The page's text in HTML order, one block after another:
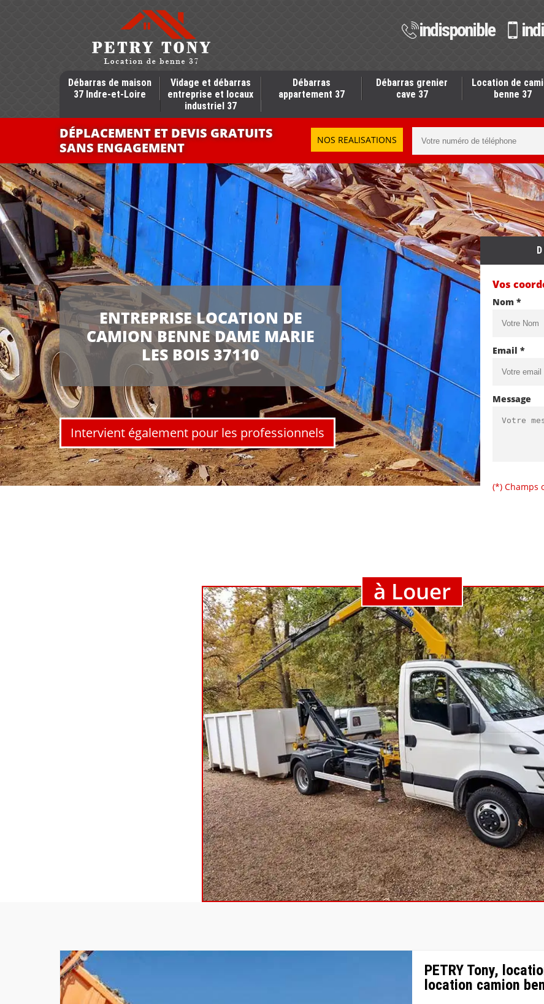
indisponible
Débarras de maison
37 Indre-et-Loire
Vidage et débarras
entreprise et locaux
industriel 37
Débarras
appartement 37
Débarras grenier
cave 37
Location de
benne 37
DÉPLACEMENT ET DEVIS GRATUITS
SANS ENGAGEMENT
NOS REALISATIONS
ENTREPRISE LOCATION DE
CAMION BENNE DAME MARIE
LES BOIS 37110
Intervient également pour les professionnels
Vos
Nom *
Email *
Message
(*) Champs
à Louer
PETRY Tony,
location camion